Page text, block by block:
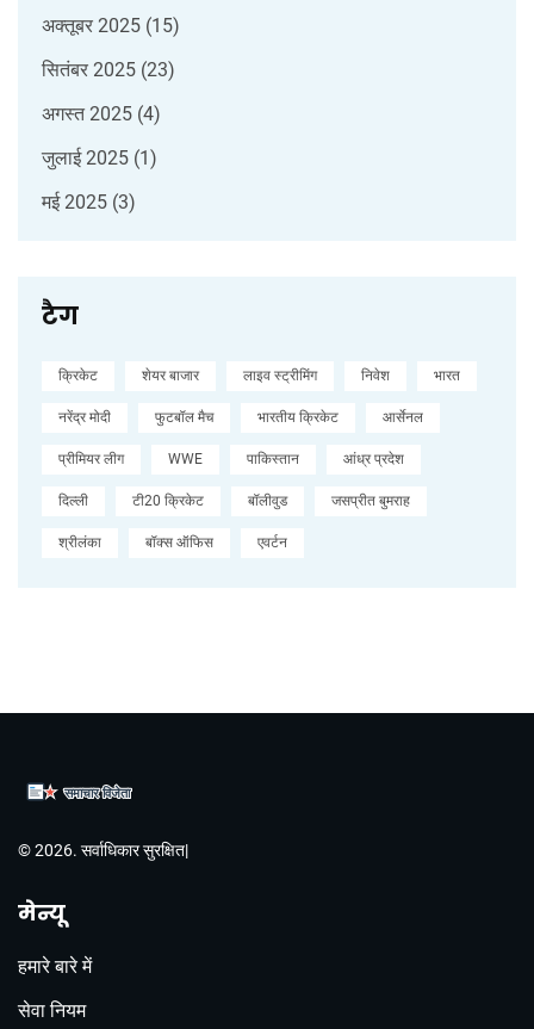
अक्तूबर 2025 (15)
सितंबर 2025 (23)
अगस्त 2025 (4)
जुलाई 2025 (1)
मई 2025 (3)
टैग
क्रिकेट शेयर बाजार लाइव स्ट्रीमिंग निवेश भारत
नरेंद्र मोदी फुटबॉल मैच भारतीय क्रिकेट आर्सेनल
प्रीमियर लीग WWE पाकिस्तान आंध्र प्रदेश
दिल्ली टी20 क्रिकेट बॉलीवुड जसप्रीत बुमराह
श्रीलंका बॉक्स ऑफिस एवर्टन
© 2026. सर्वाधिकार सुरक्षित|
मेन्यू
हमारे बारे में
सेवा नियम